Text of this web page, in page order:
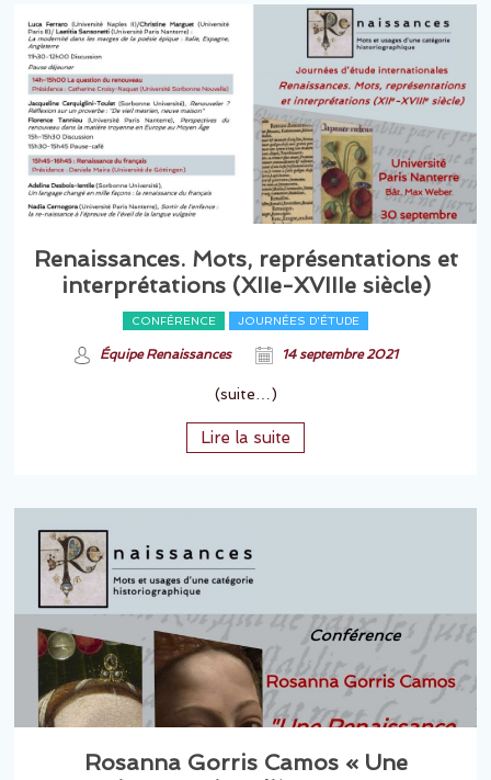
Renaissances. Mots, représentations et
interprétations (XIIe-XVIIIe siècle)
CONFÉRENCE JOURNÉES D'ÉTUDE
Équipe Renaissances 14 septembre 2021
(suite…)
Lire la suite
Rosanna Gorris Camos « Une